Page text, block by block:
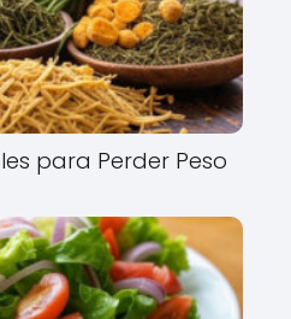
para Perder Peso